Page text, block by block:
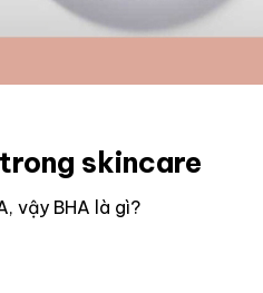
skincare
vậy BHA là gì?